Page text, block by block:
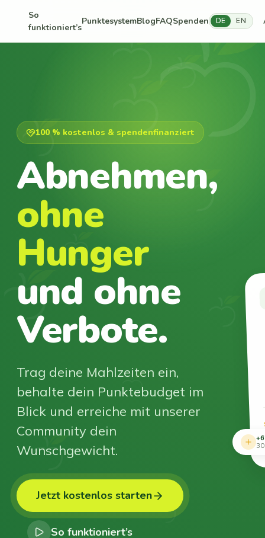
So
funktioniert’s
PunktesystemBlogFAQSpenden DE EN
100 % kostenlos & spendenfinanziert
Abnehmen,
ohne
Hunger
und ohne
Verbote.
Trag deine Mahlzeiten ein,
behalte dein Punktebudget im
Blick und erreiche mit unserer
Community dein
Wunschgewicht.
Jetzt kostenlos starten
So funktioniert’s